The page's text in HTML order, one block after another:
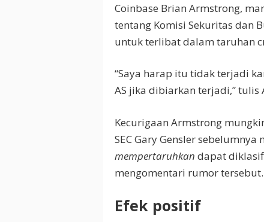
Coinbase Brian Armstrong,
tentang Komisi Sekuritas dan
untuk terlibat dalam taruhan
“Saya harap itu tidak terjadi
AS jika dibiarkan terjadi,” tulis
Kecurigaan Armstrong
SEC Gary Gensler
mempertaruhkan dapat
mengomentari rumor tersebut.
Efek positif